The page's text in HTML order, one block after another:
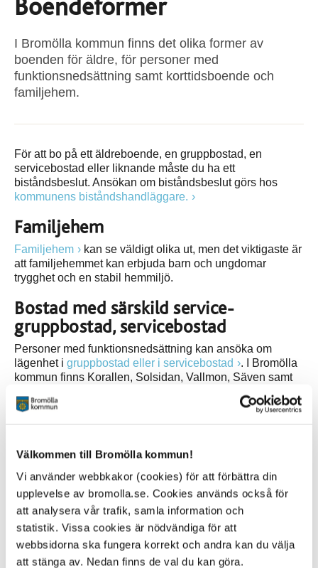
Välkommen till Bromölla kommun!
Vi använder webbkakor (cookies) för att förbättra din
upplevelse av bromolla.se. Cookies används också för
att analysera vår trafik, samla information och
statistik. Vissa cookies är nödvändiga för att
webbsidorna ska fungera korrekt och andra kan du välja
att stänga av. Nedan finns de val du kan göra.
Boendeformer
I Bromölla kommun finns det olika former av
boenden för äldre, för personer med
funktionsnedsättning samt korttidsboende och
familjehem.
För att bo på ett äldreboende, en gruppbostad, en
servicebostad eller liknande måste du ha ett
biståndsbeslut. Ansökan om biståndsbeslut görs hos
kommunens biståndshandläggare.
Familjehem
Familjehem
kan se väldigt olika ut, men det viktigaste är
att familjehemmet kan erbjuda barn och ungdomar
trygghet och en stabil hemmiljö.
Bostad med särskild service-
gruppbostad, servicebostad
Personer med funktionsnedsättning kan ansöka om
lägenhet i gruppbostad eller i servicebostad
. I Bromölla
kommun finns Korallen, Solsidan, Vallmon, Säven samt
servicebostad.
Korttidsboende är ett boende där du vistas under en
begränsad period, till exempel på grund av rehabilitering
eller återhämtning. På
Korsvångsgården
finns
avdelningenFyren som är ett korttidsboende.
Äldreboenden
Ett äldreboende kan bli aktuellt för äldre personer när